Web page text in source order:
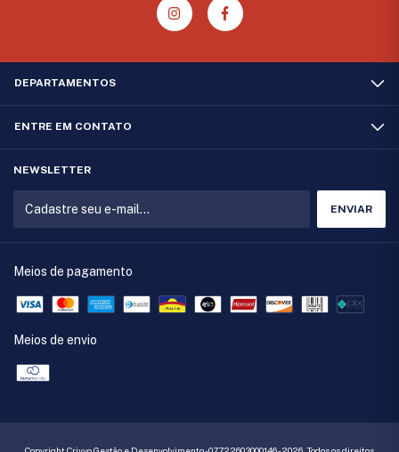
DEPARTAMENTOS
ENTRE EM CONTATO
NEWSLETTER
Meios de pagamento
Meios de envio